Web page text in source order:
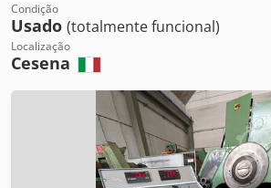
Condição
Usado (totalmente funcional)
Localização
Cesena